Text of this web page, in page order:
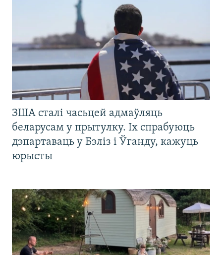
ЗША сталі часьцей адмаўляць
беларусам у прытулку. Іх спрабуюць
дэпартаваць у Бэліз і Ўганду, кажуць
юрысты